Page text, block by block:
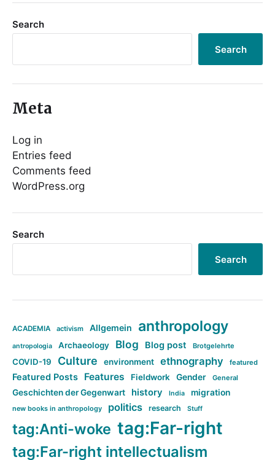
Search
Search
Meta
Log in
Entries feed
Comments feed
WordPress.org
Search
Search
ACADEMIA activism Allgemein anthropology
antropologia Archaeology Blog Blog post Brotgelehrte
COVID-19 Culture environment ethnography featured
Featured Posts Features Fieldwork Gender General
Geschichten der Gegenwart history India migration
new books in anthropology politics research Stuff
tag:Anti-woke tag:Far-right
tag:Far-right intellectualism